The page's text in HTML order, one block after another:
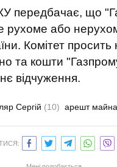
передбачає, що
рухоме або
Комітет просить
та кошти
відчуження.
Сергій (10) арешт майна